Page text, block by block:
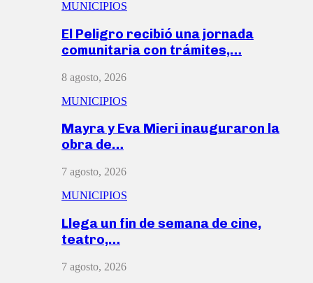
MUNICIPIOS
El Peligro recibió una jornada
comunitaria con trámites,…
8 agosto, 2026
MUNICIPIOS
Mayra y Eva Mieri inauguraron la
obra de…
7 agosto, 2026
MUNICIPIOS
Llega un fin de semana de cine,
teatro,…
7 agosto, 2026